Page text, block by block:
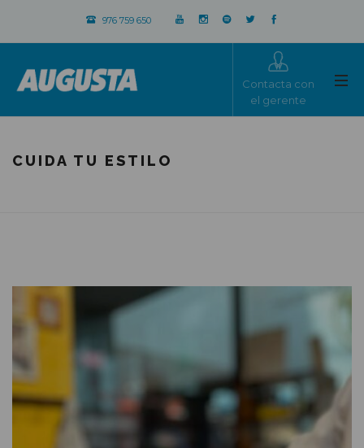
976 759 650
Contacta con
el gerente
CUIDA TU ESTILO